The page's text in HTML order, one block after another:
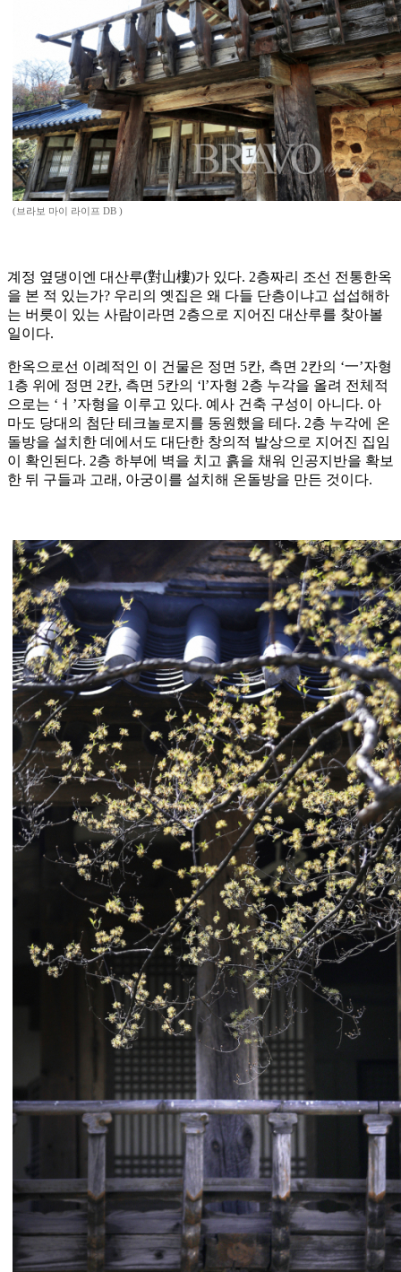
(브라보 마이 라이프 DB )
계정 옆댕이엔 대산루(對山樓)가 있다. 2층짜리 조선 전통한옥
을 본 적 있는가? 우리의 옛집은 왜 다들 단층이냐고 섭섭해하
는 버릇이 있는 사람이라면 2층으로 지어진 대산루를 찾아볼
일이다.
한옥으로선 이례적인 이 건물은 정면 5칸, 측면 2칸의 ‘一’자형
1층 위에 정면 2칸, 측면 5칸의 ‘l’자형 2층 누각을 올려 전체적
으로는 ‘ㅓ’자형을 이루고 있다. 예사 건축 구성이 아니다. 아
마도 당대의 첨단 테크놀로지를 동원했을 테다. 2층 누각에 온
돌방을 설치한 데에서도 대단한 창의적 발상으로 지어진 집임
이 확인된다. 2층 하부에 벽을 치고 흙을 채워 인공지반을 확보
한 뒤 구들과 고래, 아궁이를 설치해 온돌방을 만든 것이다.